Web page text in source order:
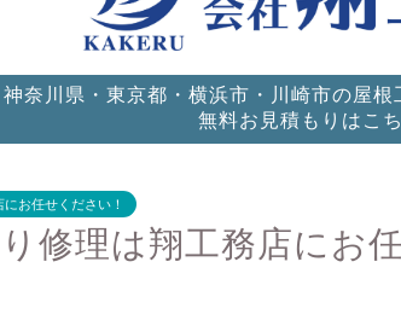
神奈川県・東京都・横浜市・川崎市の屋
無料お見積もりはこ
お任せください！
修理は翔工務店にお